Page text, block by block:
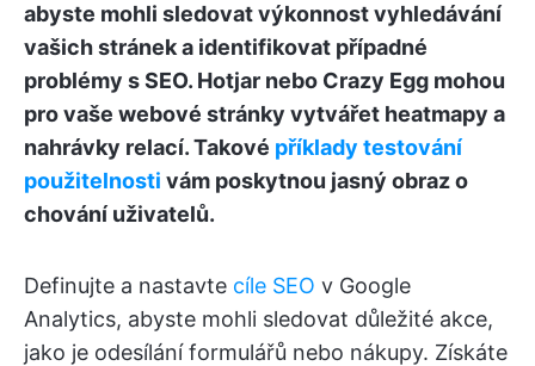
abyste mohli sledovat výkonnost vyhledávání
vašich stránek a identifikovat případné
problémy s SEO. Hotjar nebo Crazy Egg mohou
pro vaše webové stránky vytvářet heatmapy a
nahrávky relací. Takové příklady testování
použitelnosti vám poskytnou jasný obraz o
chování uživatelů.
Definujte a nastavte cíle SEO v Google
Analytics, abyste mohli sledovat důležité akce,
jako je odesílání formulářů nebo nákupy. Získáte